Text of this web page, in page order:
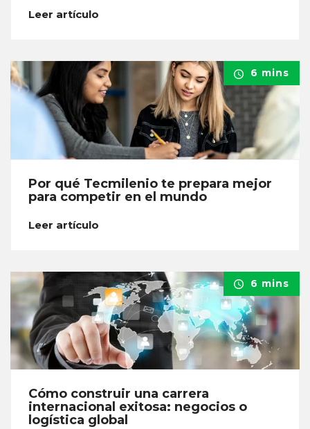
Leer artículo
6 mins
Por qué Tecmilenio te prepara mejor
para competir en el mundo
Leer artículo
6 mins
Cómo construir una carrera
internacional exitosa: negocios o
logística global